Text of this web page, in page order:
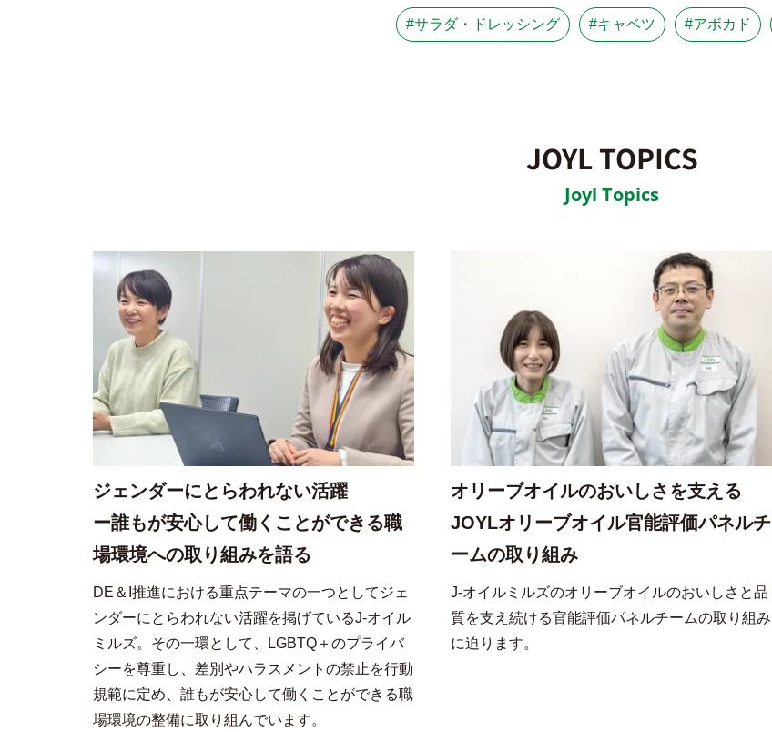
#サラダ・ドレッシング #キャベツ #アボカド
JOYL TOPICS
Joyl Topics
ジェンダーにとらわれない活躍
ー誰もが安心して働くことができる職
場環境への取り組みを語る
DE＆I推進における重点テーマの一つとしてジェ
ンダーにとらわれない活躍を掲げているJ-オイル
ミルズ。その一環として、LGBTQ＋のプライバ
シーを尊重し、差別やハラスメントの禁止を行動
規範に定め、誰もが安心して働くことができる職
場環境の整備に取り組んでいます。
オリーブオイルのおいしさを支える
JOYLオリーブオイル官能評価パネルチ
ームの取り組み
J-オイルミルズのオリーブオイルのおいしさと品
質を支え続ける官能評価パネルチームの取り組み
に迫ります。